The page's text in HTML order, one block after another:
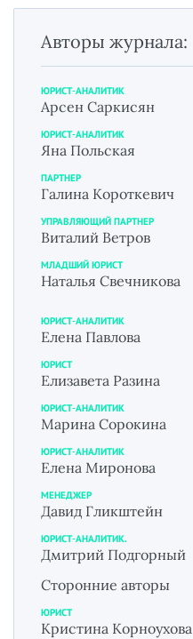
Авторы журнала:
ЮРИСТ-АНАЛИТИК
Арсен Саркисян
ЮРИСТ-АНАЛИТИК
Яна Польская
ПАРТНЕР
Галина Короткевич
УПРАВЛЯЮЩИЙ ПАРТНЕР
Виталий Ветров
МЛАДШИЙ ЮРИСТ
Наталья Свечникова
ЮРИСТ-АНАЛИТИК
Елена Павлова
ЮРИСТ
Елизавета Разина
ЮРИСТ-АНАЛИТИК
Марина Сорокина
ЮРИСТ-АНАЛИТИК
Елена Миронова
МЕНЕДЖЕР
Давид Гликштейн
ЮРИСТ-АНАЛИТИК.
Дмитрий Подгорный
Сторонние авторы
ЮРИСТ
Кристина Корноухова